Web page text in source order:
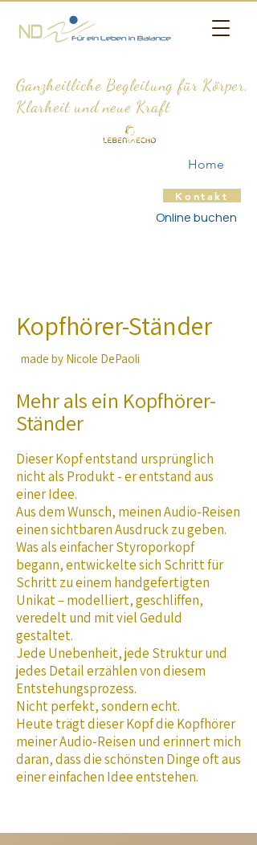
Ganzheitliche Begleitung für Körper,
Klarheit und neue Kraft
Home
Kontakt
Online buchen
Kopfhörer-Ständer
made by Nicole DePaoli
Mehr als ein Kopfhörer-
Ständer
Dieser Kopf entstand ursprünglich
nicht als Produkt - er entstand aus
einer Idee.
Aus dem Wunsch, meinen Audio-Reisen
einen sichtbaren Ausdruck zu geben.
Was als einfacher Styroporkopf
begann, entwickelte sich Schritt für
Schritt zu einem handgefertigten
Unikat – modelliert, geschliffen,
veredelt und mit viel Geduld
gestaltet.
Jede Unebenheit, jede Struktur und
jedes Detail erzählen von diesem
Entstehungsprozess.
Nicht perfekt, sondern echt.
Heute trägt dieser Kopf die Kopfhörer
meiner Audio-Reisen und erinnert mich
daran, dass die schönsten Dinge oft aus
einer einfachen Idee entstehen.